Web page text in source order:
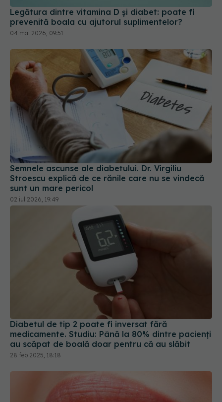
Legătura dintre vitamina D și diabet: poate fi
prevenită boala cu ajutorul suplimentelor?
04 mai 2026, 09:51
Semnele ascunse ale diabetului. Dr. Virgiliu
Stroescu explică de ce rănile care nu se vindecă
sunt un mare pericol
02 iul 2026, 19:49
Diabetul de tip 2 poate fi inversat fără
medicamente. Studiu: Până la 80% dintre pacienți
au scăpat de boală doar pentru că au slăbit
28 feb 2025, 18:18